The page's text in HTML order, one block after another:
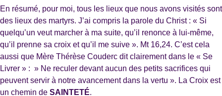
En résumé, pour moi, tous les lieux que nous avons visités sont
des lieux des martyrs. J’ai compris la parole du Christ : « Si
quelqu’un veut marcher à ma suite, qu’il renonce à lui-même,
qu’il prenne sa croix et qu’il me suive ». Mt 16,24. C’est cela
aussi que Mère Thérèse Couderc dit clairement dans le « Se
Livrer » : » Ne reculer devant aucun des petits sacrifices qui
peuvent servir à notre avancement dans la vertu ». La Croix est
un chemin de SAINTETÉ.